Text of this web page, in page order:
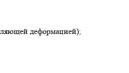
деформацией);